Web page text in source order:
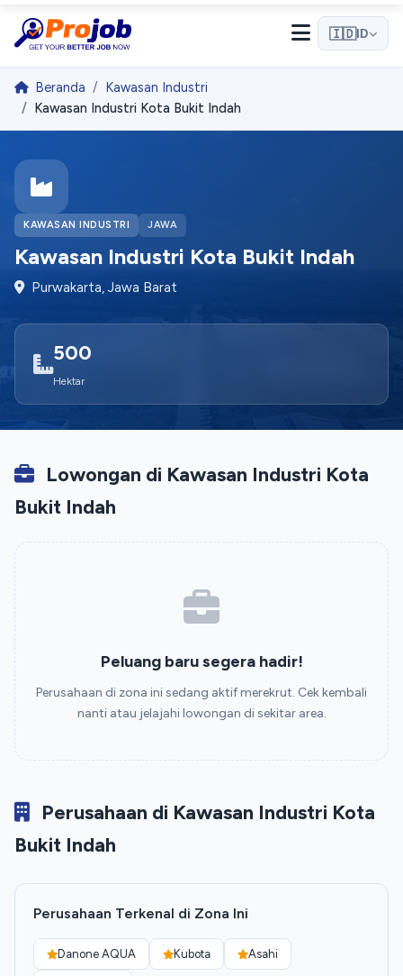
🇮🇩ID
Beranda
Kawasan Industri
Kawasan Industri Kota Bukit Indah
KAWASAN INDUSTRI JAWA
Kawasan Industri Kota Bukit Indah
Purwakarta, Jawa Barat
500
Hektar
Lowongan di Kawasan Industri Kota
Bukit Indah
Peluang baru segera hadir!
Perusahaan di zona ini sedang aktif merekrut. Cek kembali
nanti atau jelajahi lowongan di sekitar area.
Perusahaan di Kawasan Industri Kota
Bukit Indah
Perusahaan Terkenal di Zona Ini
Danone AQUA Kubota Asahi
Halo! 👋
Selamat datang di Projob. Tanyakan apa saja! 🎉
Bagaimana cara melamar kerja?
Apa itu Pro Match?
Mulai Percakapan
Kami membalas dengan cepat